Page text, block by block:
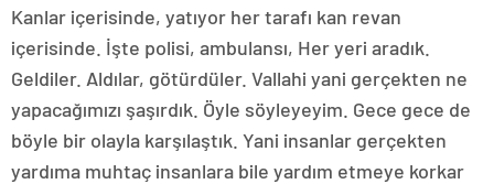
Kanlar içerisinde, yatıyor her tarafı kan revan
içerisinde. İşte polisi, ambulansı, Her yeri aradık.
Geldiler. Aldılar, götürdüler. Vallahi yani gerçekten ne
yapacağımızı şaşırdık. Öyle söyleyeyim. Gece gece de
böyle bir olayla karşılaştık. Yani insanlar gerçekten
yardıma muhtaç insanlara bile yardım etmeye korkar